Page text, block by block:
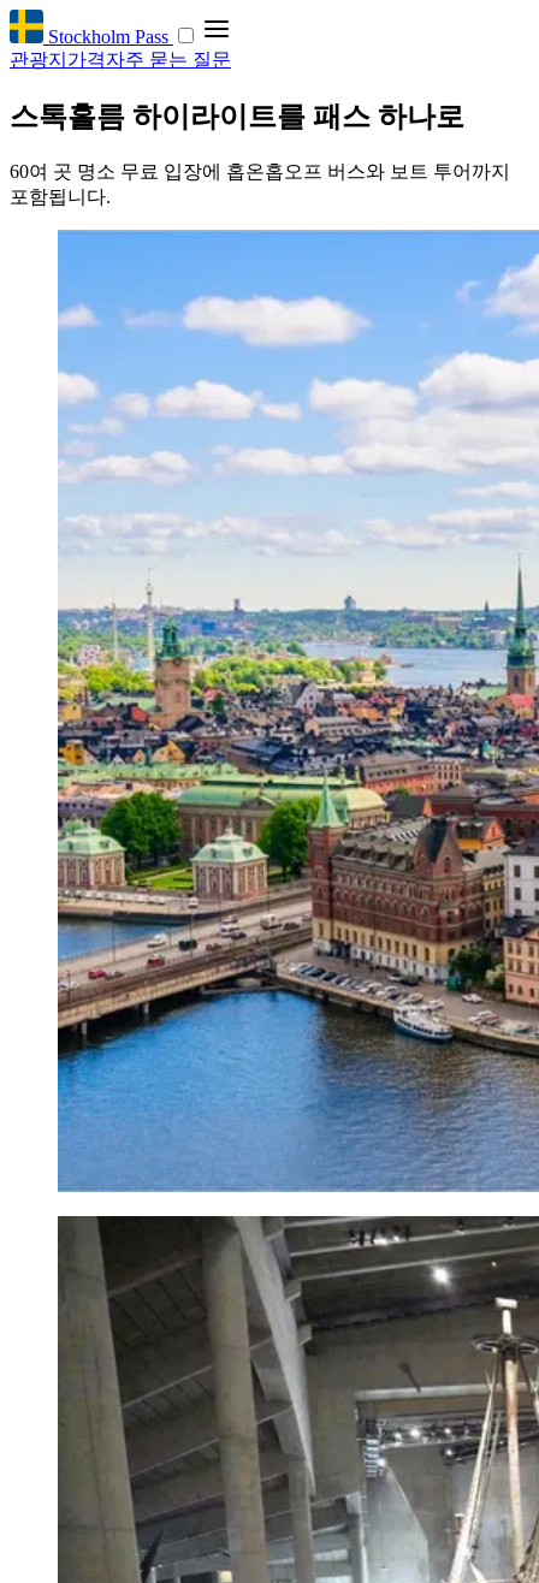
Stockholm Pass
관광지 가격자주 묻는 질문
스톡홀름 하이라이트를 패스 하나로
60여 곳 명소 무료 입장에 홉온홉오프 버스와 보트 투어까지
포함됩니다.